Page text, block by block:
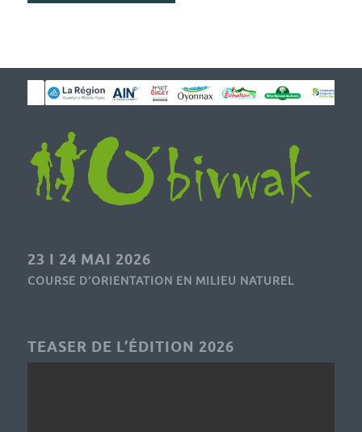
23 I 24 MAI 2026
COURSE D’ORIENTATION EN MILIEU NATUREL
TEASER DE L’ÉDITION 2026